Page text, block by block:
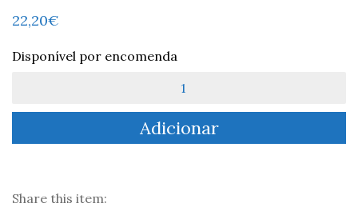
22,20€
Disponível por encomenda
Uma
à
Luca
Adicionar
Share this item: